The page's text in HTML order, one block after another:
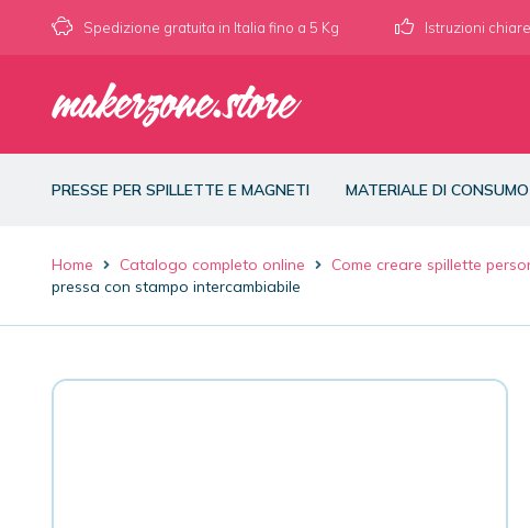
Spedizione gratuita in Italia fino a 5 Kg Istruzioni
PRESSE PER SPILLETTE E MAGNETI MATERIALE DI CONSUMO
Home Catalogo completo online Come creare spillette
pressa con stampo intercambiabile